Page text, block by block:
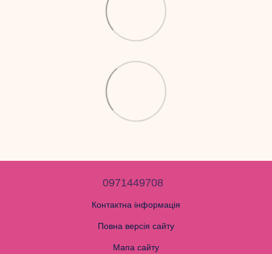
0971449708
Контактна інформація
Повна версія сайту
Мапа сайту